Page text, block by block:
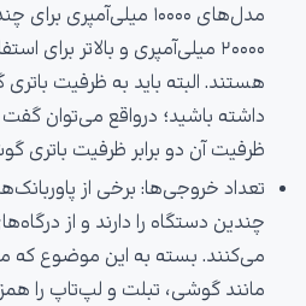
مدل‌های ۱۰۰۰۰
۲۰۰۰۰ میلی‌آمپری و بالاتر
هستند. البته باید به ظرفیت
داشته باشید؛ درواقع می‌توان گفت
ظرفیت آن دو برابر ظرفیت باتری
تعداد خروجی‌ها: برخی از
چندین دستگاه را دارند و از
می‌کنند. بسته به این موضوع که
مانند گوشی، تبلت و لپ‌تاپ را